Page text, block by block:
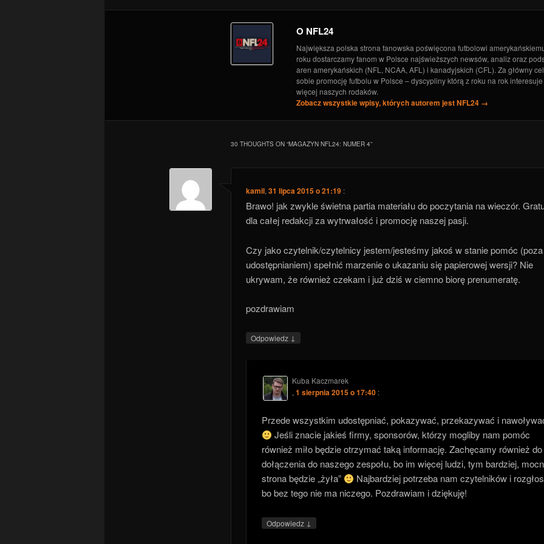
NFC North – analiza salary cap- 12 marca 2019
O NFL24
Największa polska strona fanowska poświęcona futbolowi
roku dostarczamy fanom w Polsce najświeższych newsów, analiz oraz
aren amerykańskich (NFL, NCAA, AFL) i kanadyjskich (CFL). Za główny
sobie promocję futbolu w Polsce – dyscypliny którą z roku na rok
więcej naszych rodaków.
Zobacz wszystkie wpisy, których autorem jest NFL24 →
30 THOUGHTS ON “MAGAZYN NFL24: NUMER 4”
kamil,31 lipca 2015 o 21:19 :
Brawo! jak zwykle świetna partia materiału do poczytania na wieczór.
dla całej redakcji za wytrwałość i promocję naszej pasji.
Czy jako czytelnik/czytelnicy jestem/jesteśmy jakoś w stanie pomóc (poza
udostępnianiem) spełnić marzenie o ukazaniu się papierowej wersji? Nie
ukrywam, że również czekam i już dziś w ciemno biorę prenumeratę.
pozdrawiam
Odpowiedz ↓
Kuba Kaczmarek
, 1 sierpnia 2015 o 17:40 :
Przede wszystkim udostępniać, pokazywać, przekazywać i
Jeśli znacie jakieś firmy, sponsorów, którzy mogliby nam pomóc
również miło będzie otrzymać taką informację. Zachęcamy również do
dołączenia do naszego zespołu, bo im więcej ludzi, tym bardziej,
strona będzie „żyła”
Najbardziej potrzeba nam czytelników i
bo bez tego nie ma niczego. Pozdrawiam i dziękuję!
Odpowiedz ↓